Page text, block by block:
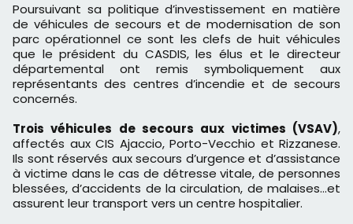
Poursuivant sa politique d’investissement en matière
de véhicules de secours et de modernisation de son
parc opérationnel ce sont les clefs de huit véhicules
que le président du CASDIS, les élus et le directeur
départemental ont remis symboliquement aux
représentants des centres d’incendie et de secours
concernés.
Trois véhicules de secours aux victimes (VSAV),
affectés aux CIS Ajaccio, Porto-Vecchio et Rizzanese.
Ils sont réservés aux secours d’urgence et d’assistance
à victime dans le cas de détresse vitale, de personnes
blessées, d’accidents de la circulation, de malaises…et
assurent leur transport vers un centre hospitalier.